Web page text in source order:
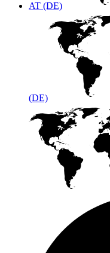
AT (DE)
(DE)